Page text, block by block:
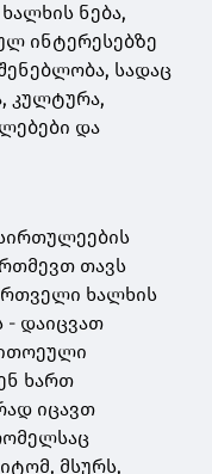
ნება,
ინტერესებზე
სადაც
კულტურა,
და
თავს
ხალხის
- დაიცვათ
ხართ
იცავთ
მსურს,